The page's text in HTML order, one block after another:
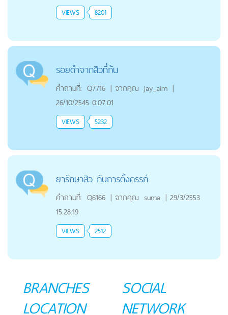
VIEWS 8201
รอยดำจากสิวที่ก้น
คำถามที่: Q7716 | จากคุณ jay_aim |
26/10/2545 0:07:01
VIEWS 5232
ยารักษาสิว กับการตั้งครรภ์
คำถามที่: Q6166 | จากคุณ suma | 29/3/2553
15:28:19
VIEWS 2512
BRANCHES
LOCATION
SOCIAL
NETWORK